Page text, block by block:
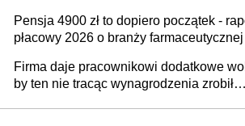
ubezpieczeniom społecznym
Pensja 4900 zł to dopiero początek -
płacowy 2026 o branży farmaceutycznej
Firma daje pracownikowi dodatkowe
by ten nie tracąc wynagrodzenia zrobił